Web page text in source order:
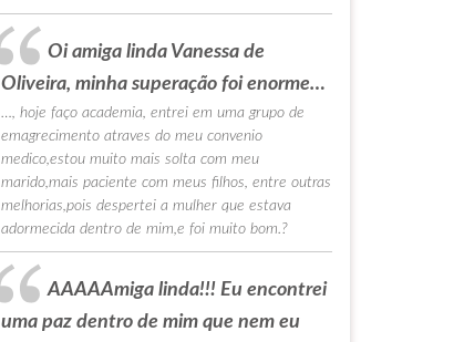
Oi amiga linda Vanessa de
Oliveira, minha superação foi enorme…
…, hoje faço academia, entrei em uma grupo de
emagrecimento atraves do meu convenio
medico,estou muito mais solta com meu
marido,mais paciente com meus filhos, entre outras
melhorias,pois despertei a mulher que estava
adormecida dentro de mim,e foi muito bom.?
AAAAAmiga linda!!! Eu encontrei
uma paz dentro de mim que nem eu